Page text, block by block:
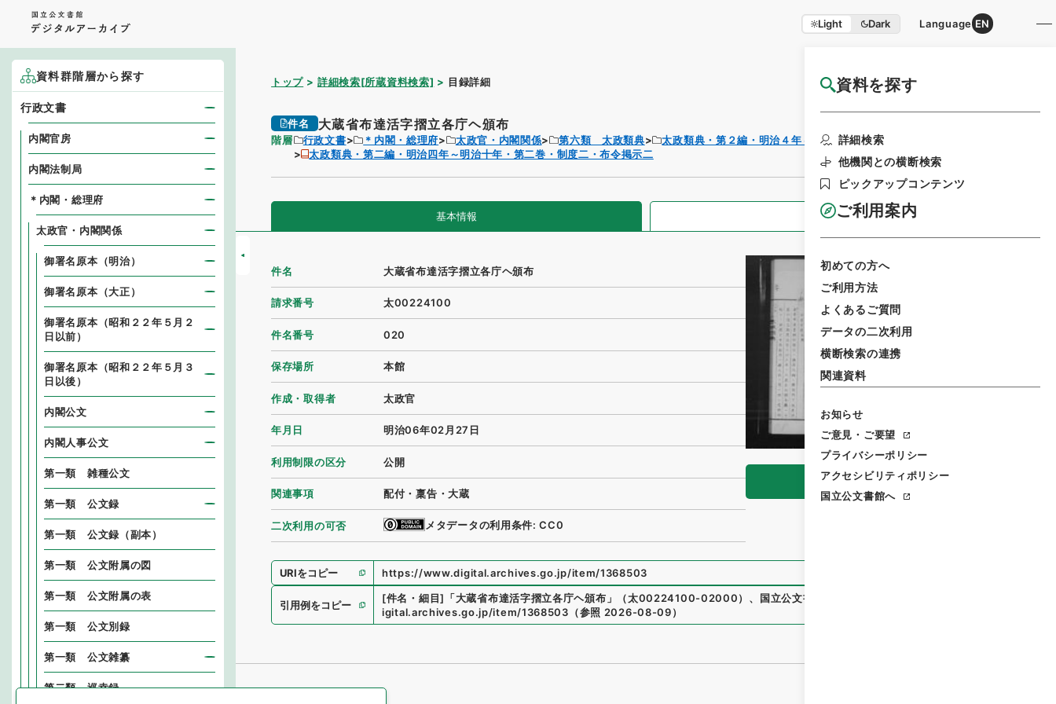
Light Dark Language EN
資料を探す
詳細検索
他機関との横断検索
ピックアップコンテンツ
ご利用案内
初めての方へ
ご利用方法
よくあるご質問
データの二次利用
横断検索の連携
関連資料
お知らせ
ご意見・ご要望
プライバシーポリシー
アクセシビリティポリシー
国立公文書館へ
トップ 詳細検索[所蔵資料検索] 目録詳細 国立公文書館HP利用案内
件名 大蔵省布達活字摺立各庁ヘ頒布
階層 行政文書 ＊内閣・総理府 太政官・内閣関係 第六類 太政類典
太政類典・第２編・明治４年～明治１０年
太政類典・第二編・明治四年～明治十年・第二巻・制度二・布令掲示二
基本情報 全ての情報
閲覧
件名 大蔵省布達活字摺立各庁ヘ頒布
請求番号 太00224100
件名番号 020
保存場所 本館
作成・取得者 太政官
年月日 明治06年02月27日
利用制限の区分 公開
関連事項 配付・稟告・大蔵
二次利用の可否 メタデータの利用条件: CC0
URIをコピー https://www.digital.archives.go.jp/item/1368503
引用例をコピー
[件名・細目] 「大蔵省布達活字摺立各庁ヘ頒布 」 （太00224100-02000） 、 国立公文書館デジタルアーカイブ
igital.archives.go.jp/item/1368503 （参照 2026-08-09）
資料群階層から探す
行政文書
内閣官房
内閣法制局
＊内閣・総理府
太政官・内閣関係
御署名原本（明治）
御署名原本（大正）
御署名原本（昭和２２年５月２
日以前）
御署名原本（昭和２２年５月３
日以後）
内閣公文
内閣人事公文
第一類 雑種公文
第一類 公文録
第一類 公文録（副本）
第一類 公文附属の図
第一類 公文附属の表
第一類 公文別録
第一類 公文雑纂
第二類 巡幸録